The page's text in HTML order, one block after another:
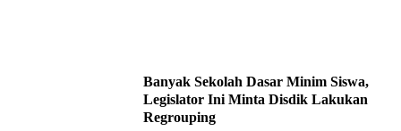
Banyak Sekolah Dasar Minim Siswa,
Legislator Ini Minta Disdik Lakukan
Regrouping